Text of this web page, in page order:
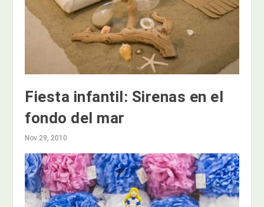
Fiesta infantil: Sirenas en el
fondo del mar
Nov 29, 2010